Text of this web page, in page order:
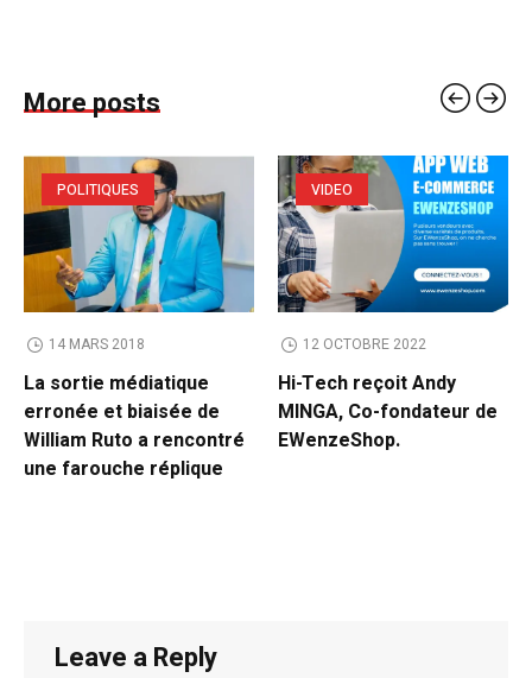
More posts
POLITIQUES
14 MARS 2018
La sortie médiatique
erronée et biaisée de
William Ruto a rencontré
une farouche réplique
VIDEO
12 OCTOBRE 2022
Hi-Tech reçoit Andy
MINGA, Co-fondateur de
EWenzeShop.
Leave a Reply